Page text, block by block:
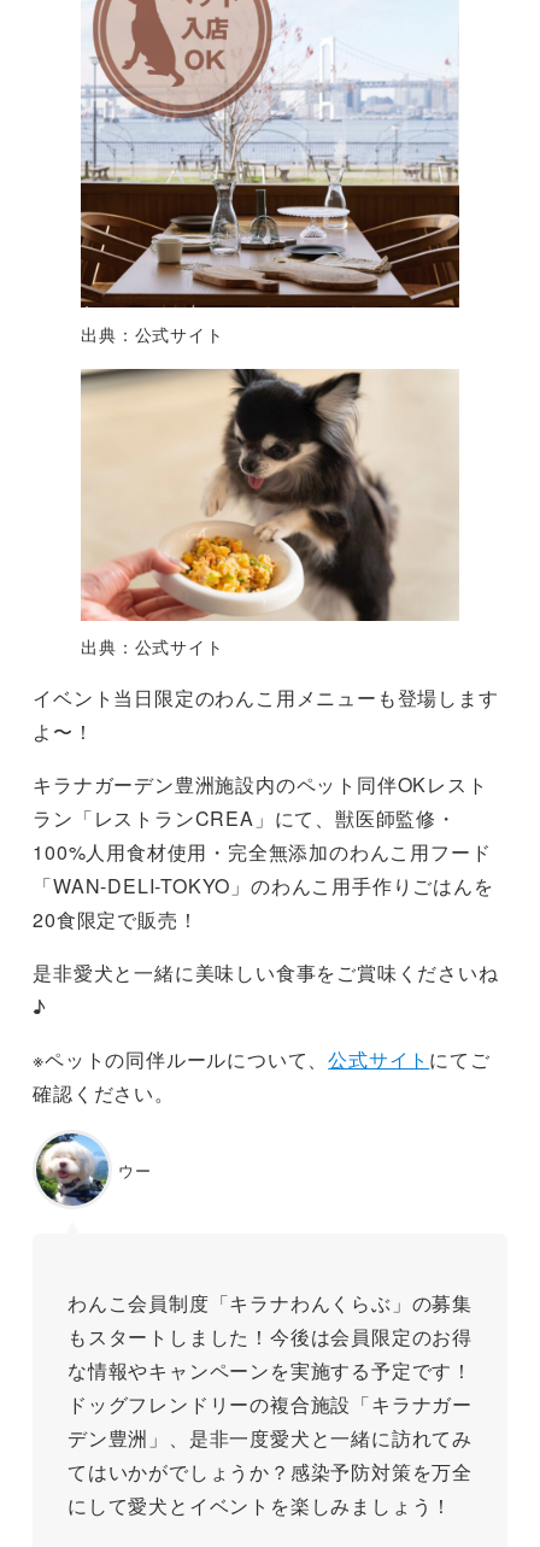
出典：公式サイト
出典：公式サイト
イベント当日限定のわんこ用メニューも登場します
よ〜！
キラナガーデン豊洲施設内のペット同伴OKレスト
ラン「レストランCREA」にて、獣医師監修・
100%人用食材使用・完全無添加のわんこ用フード
「WAN-DELI-TOKYO」のわんこ用手作りごはんを
20食限定で販売！
是非愛犬と一緒に美味しい食事をご賞味くださいね
♪
※ペットの同伴ルールについて、公式サイト にてご
確認ください。
ウー
わんこ会員制度「キラナわんくらぶ」の募集
もスタートしました！今後は会員限定のお得
な情報やキャンペーンを実施する予定です！
ドッグフレンドリーの複合施設「キラナガー
デン豊洲」、是非一度愛犬と一緒に訪れてみ
てはいかがでしょうか？感染予防対策を万全
にして愛犬とイベントを楽しみましょう！